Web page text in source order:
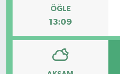
ÖĞLE
13:09